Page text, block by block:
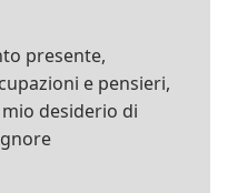
presente,
e pensieri,
desiderio di